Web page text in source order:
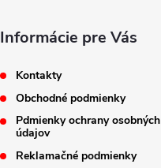
Informácie pre Vás
Kontakty
Obchodné podmienky
Pdmienky ochrany osobných
údajov
Reklamačné podmienky